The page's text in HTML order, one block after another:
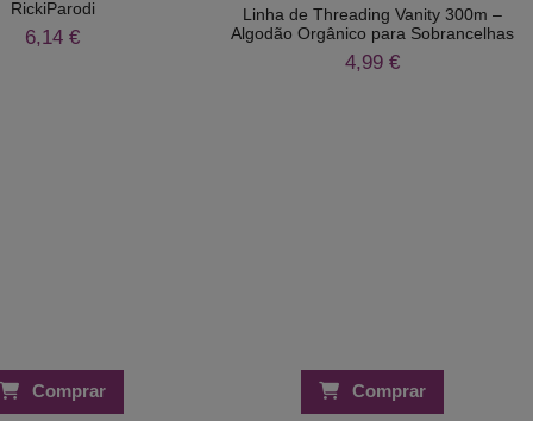
RickiParodi
6,14 €
Comprar
Linha de Threading Vanity 300m –
Algodão Orgânico para Sobrancelhas
4,99 €
Comprar